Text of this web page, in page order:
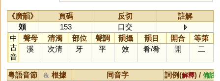
《廣韻》 頁碼 反切
註解
頝
153
口交
中
古
音
聲母 清濁 部位 聲調 韻攝 韻目 開合
等第
溪
次清 牙 平 效 肴/肴 開 二
粵語音節 & 根據 同音字 詞例(解釋) / 備註